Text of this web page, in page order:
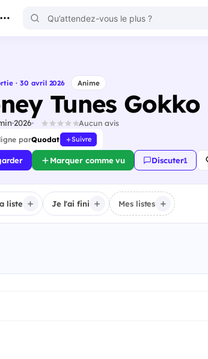
· 30 avril 2026 Anime
Tunes Gokko
2026 Aucun avis
parQuodat Suivre
Marquer comme vu Discuter·1
liste Je l'ai fini Mes listes